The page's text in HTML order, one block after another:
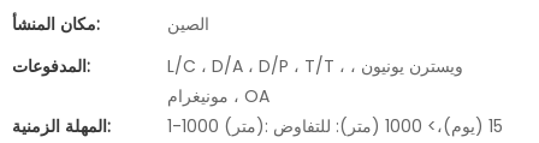
مكان المنشأ:
الصين
المدفوعات:
L/C ، D/A ، D/P ، T/T ، ويسترن يونيون ،
مونيغرام ، OA
المهلة الزمنية:
1-1000 (متر): 15 (يوم)،> 1000 (متر): للتفاوض